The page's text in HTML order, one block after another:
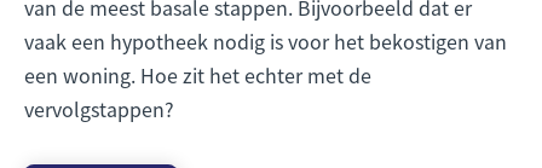
van de meest basale stappen. Bijvoorbeeld dat er
vaak een hypotheek nodig is voor het bekostigen van
een woning. Hoe zit het echter met de
vervolgstappen?